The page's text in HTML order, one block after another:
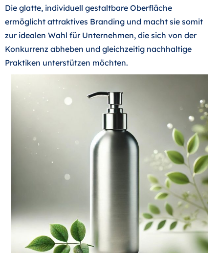
Die glatte, individuell gestaltbare Oberfläche
ermöglicht attraktives Branding und macht sie somit
zur idealen Wahl für Unternehmen, die sich von der
Konkurrenz abheben und gleichzeitig nachhaltige
Praktiken unterstützen möchten.